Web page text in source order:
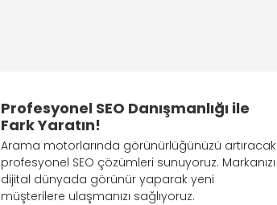
Profesyonel SEO Danışmanlığı ile
Fark Yaratın!
Arama motorlarında görünürlüğünüzü artıracak
profesyonel SEO çözümleri sunuyoruz. Markanızı
dijital dünyada görünür yaparak yeni
müşterilere ulaşmanızı sağlıyoruz.